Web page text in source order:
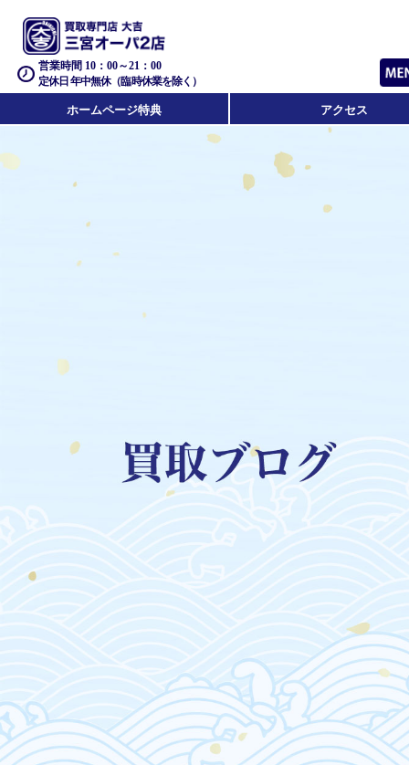
営業時間 10：00～21：00
定休日 年中無休（臨時休業を除く）
ホームページ特典 アクセス